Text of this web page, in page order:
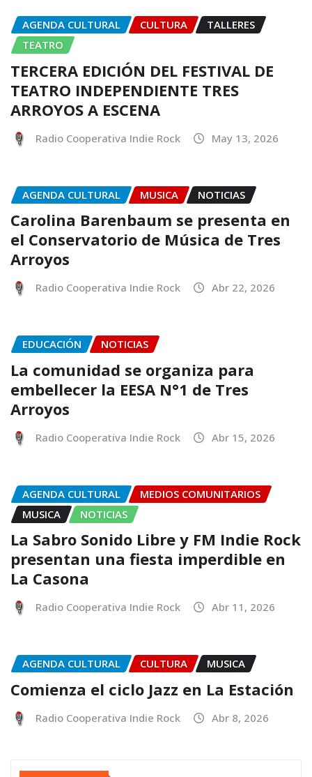
AGENDA CULTURAL CULTURA
TALLERES
TEATRO
TERCERA EDICIÓN DEL FESTIVAL DE
TEATRO INDEPENDIENTE TRES
ARROYOS A ESCENA
Radio Cooperativa Indie Rock May 13, 2026
AGENDA CULTURAL MUSICA NOTICIAS
Carolina Barenbaum se presenta en
el Conservatorio de Música de Tres
Arroyos
Radio Cooperativa Indie Rock Abr 22, 2026
EDUCACIÓN NOTICIAS
La comunidad se organiza para
embellecer la EESA N°1 de Tres
Arroyos
Radio Cooperativa Indie Rock Abr 15, 2026
AGENDA CULTURAL
MEDIOS COMUNITARIOS
MUSICA
NOTICIAS
La Sabro Sonido Libre y FM Indie Rock
presentan una fiesta imperdible en
La Casona
Radio Cooperativa Indie Rock Abr 11, 2026
AGENDA CULTURAL CULTURA MUSICA
Comienza el ciclo Jazz en La Estación
Radio Cooperativa Indie Rock Abr 8, 2026